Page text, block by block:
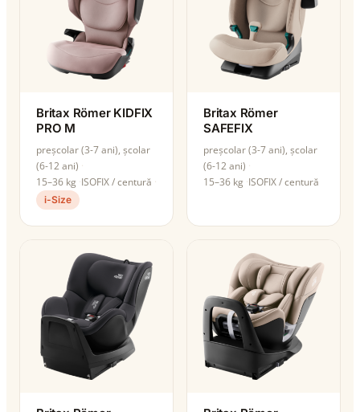
Britax Römer KIDFIX
PRO M
preșcolar (3-7 ani), școlar
(6-12 ani)
15–36 kg ISOFIX / centură
i-Size
Britax Römer
SAFEFIX
preșcolar (3-7 ani), școlar
(6-12 ani)
15–36 kg ISOFIX / centură